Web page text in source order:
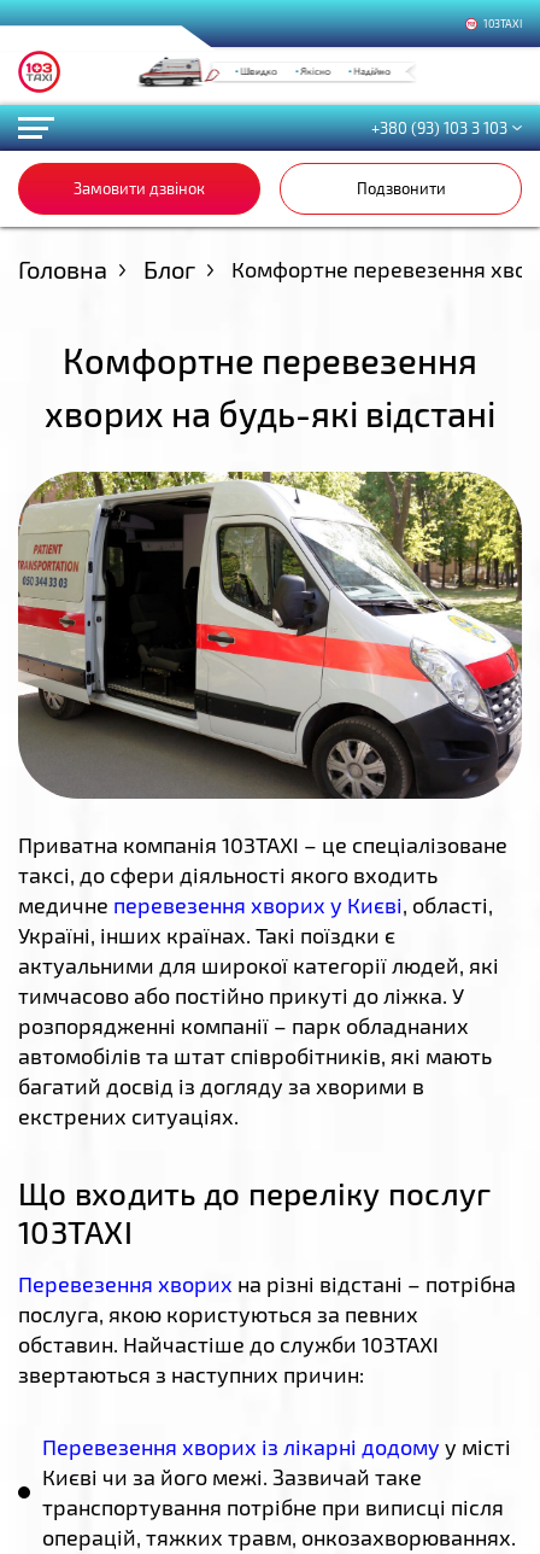
103TAXI
+380 (93) 103 3 103
Замовити дзвінок Подзвонити
Головна Блог Комфортне перевезення
Комфортне перевезення
хворих на будь-які відстані
Приватна компанія 103TAXI – це спеціалізоване
таксі, до сфери діяльності якого входить
медичне перевезення хворих у Києві, області,
Україні, інших країнах. Такі поїздки є
актуальними для широкої категорії людей, які
тимчасово або постійно прикуті до ліжка. У
розпорядженні компанії – парк обладнаних
автомобілів та штат співробітників, які мають
багатий досвід із догляду за хворими в
екстрених ситуаціях.
Що входить до переліку послуг
103TAXI
Перевезення хворих на різні відстані – потрібна
послуга, якою користуються за певних
обставин. Найчастіше до служби 103TAXI
звертаються з наступних причин:
Перевезення хворих із лікарні додому у місті
Києві чи за його межі. Зазвичай таке
транспортування потрібне при виписці після
операцій, тяжких травм, онкозахворюваннях.